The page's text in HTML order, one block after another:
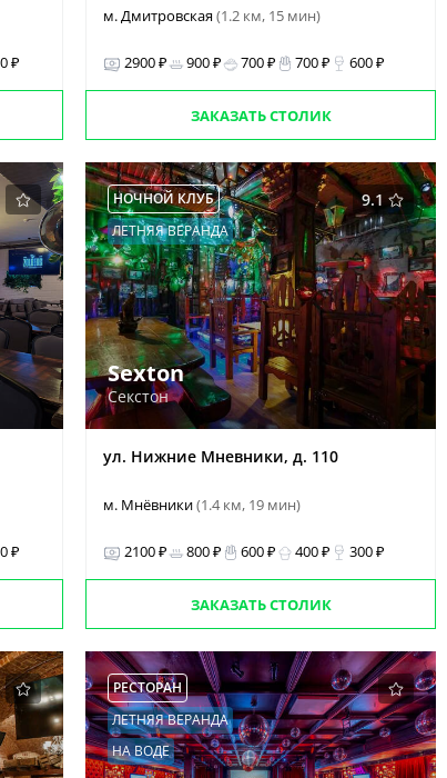
₽
м. Дмитровская(1.2 км, 15 мин)
2900 ₽ 900 ₽ 700 ₽ 700 ₽ 600 ₽
ЗАКАЗАТЬ СТОЛИК
₽
9.1
НОЧНОЙ КЛУБ
ЛЕТНЯЯ ВЕРАНДА
Sexton
Секстон
ул. Нижние Мневники, д. 110
м. Мнёвники(1.4 км, 19 мин)
2100 ₽ 800 ₽ 600 ₽ 400 ₽ 300 ₽
ЗАКАЗАТЬ СТОЛИК
РЕСТОРАН
ЛЕТНЯЯ ВЕРАНДА
НА ВОДЕ